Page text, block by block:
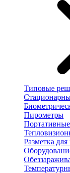
Типовые
Пирометры
Разметка для